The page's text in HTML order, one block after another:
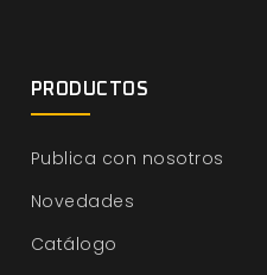
PRODUCTOS
Publica con nosotros
Novedades
Catálogo